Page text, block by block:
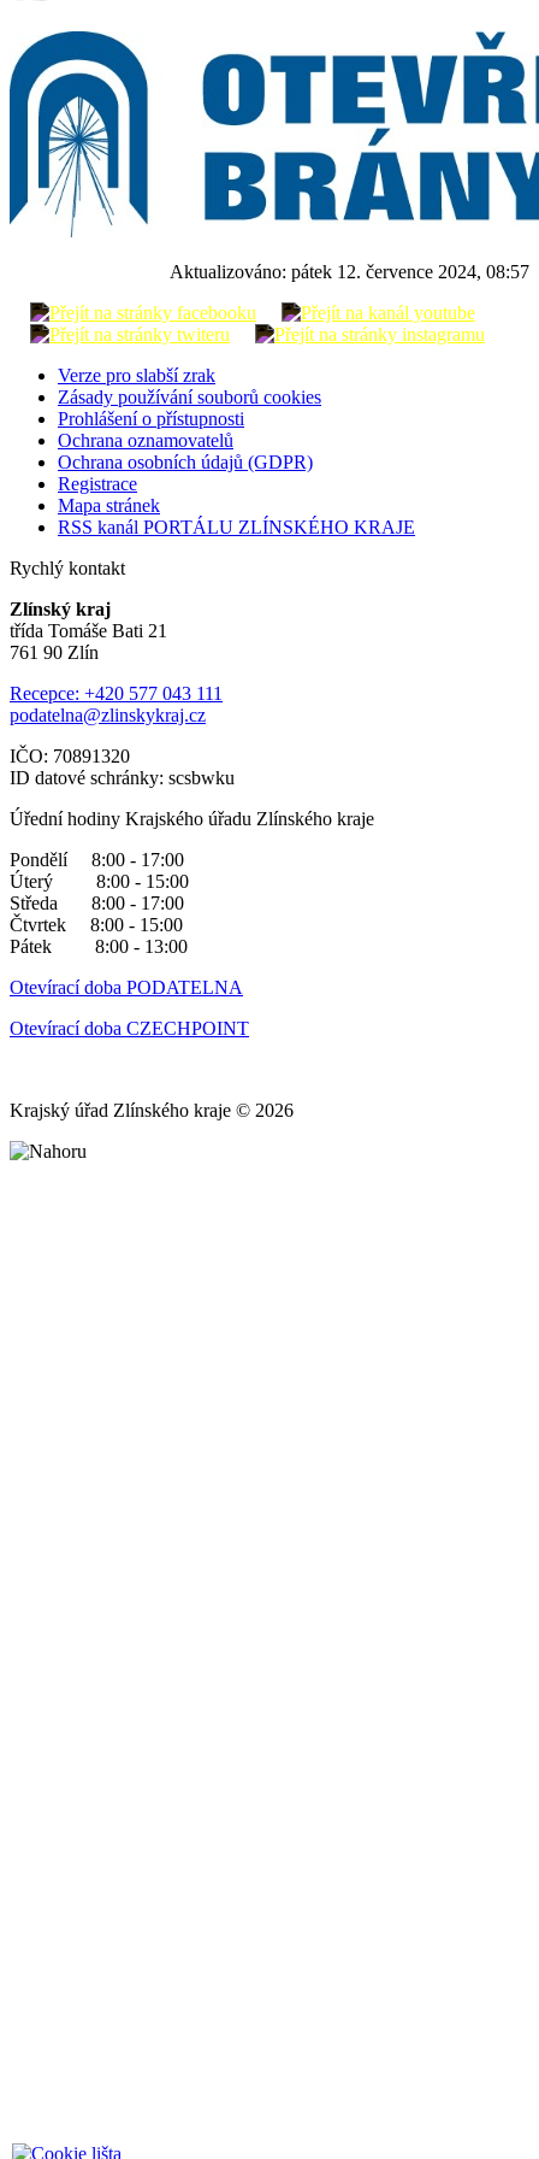
Aktualizováno: pátek 12. července 2024, 08:57
Verze pro slabší zrak
Zásady používání souborů cookies
Prohlášení o přístupnosti
Ochrana oznamovatelů
Ochrana osobních údajů (GDPR)
Registrace
Mapa stránek
RSS kanál PORTÁLU ZLÍNSKÉHO KRAJE
Rychlý kontakt
Zlínský kraj
třída Tomáše Bati 21
761 90 Zlín
Recepce: +420 577 043 111
podatelna@zlinskykraj.cz
IČO: 70891320
ID datové schránky: scsbwku
Úřední hodiny Krajského úřadu Zlínského kraje
Pondělí 8:00 - 17:00
Úterý 8:00 - 15:00
Středa 8:00 - 17:00
Čtvrtek 8:00 - 15:00
Pátek 8:00 - 13:00
Otevírací doba PODATELNA
Otevírací doba CZECHPOINT
Krajský úřad Zlínského kraje © 2026